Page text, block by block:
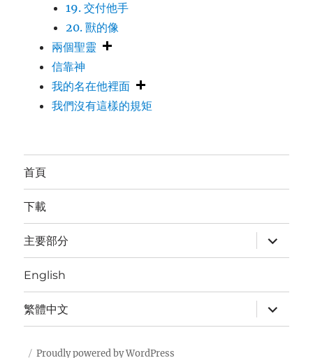
19. 交付他手
20. 獸的像
兩個聖靈
信靠神
我的名在他裡面
我們沒有這樣的規矩
首頁
下載
主要部分
expand
child
menu
English
繁體中文
expand
child
menu
Proudly powered by WordPress